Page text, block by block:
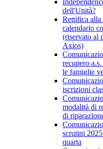
dell'Unità?
Rettifica alla
calendario
(riservato al
Axios)
recupero
le famiglie
iscrizioni
modalità di
di
scrutini
quarta